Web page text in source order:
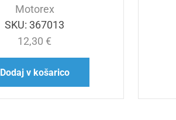
Motorex
SKU:367013
12,30 €
Dodaj v košarico